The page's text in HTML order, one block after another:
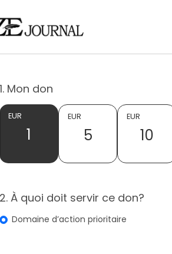
1. Mon don
EUR
1
EUR
5
EUR
10
2. À quoi doit servir ce don?
Domaine d’action prioritaire